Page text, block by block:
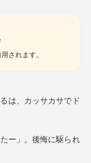
されます。
は、カッサカサでド
ー」。後悔に駆られ